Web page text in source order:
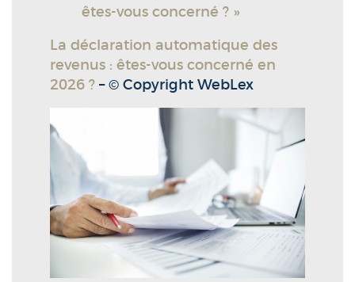
êtes-vous concerné ? »
La déclaration automatique des
revenus : êtes-vous concerné en
2026 ? – © Copyright WebLex